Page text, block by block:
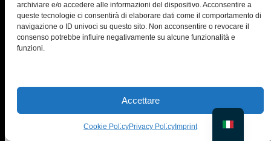
archiviare e/o accedere alle informazioni del dispositivo. Acconsentire a
queste tecnologie ci consentirà di elaborare dati come il comportamento di
navigazione o ID univoci su questo sito. Non acconsentire o revocare il
consenso potrebbe influire negativamente su alcune funzionalità e
funzioni.
Accettare
Cookie PolicyPrivacy Policy Imprint
Questa espansione controllata garantisce un'estensione
selettiva delle immagini, evitando di distorcere il
soggetto. È possibile inserire manualmente il layout in
base al numero di pixel necessari all'interno
Se hai bisogno di un formato specifico, utilizza il
selettore delle proporzioni.